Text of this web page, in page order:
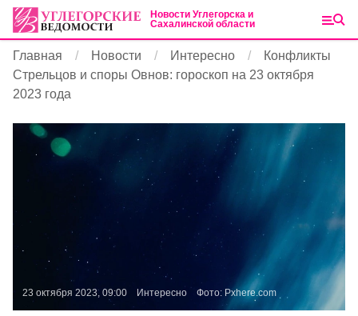
Новости Углегорска и
Сахалинской области
Главная Новости Интересно
Конфликты
Стрельцов и споры Овнов: гороскоп на 23 октября
2023 года
23 октября 2023, 09:00 Интересно Фото: Pxhere.com